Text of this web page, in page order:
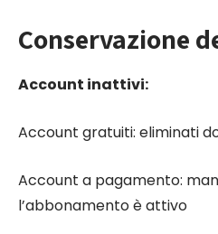
Conservazione
Account inattivi:
Account gratuiti: eliminati
Account a pagamento:
l’abbonamento è attivo